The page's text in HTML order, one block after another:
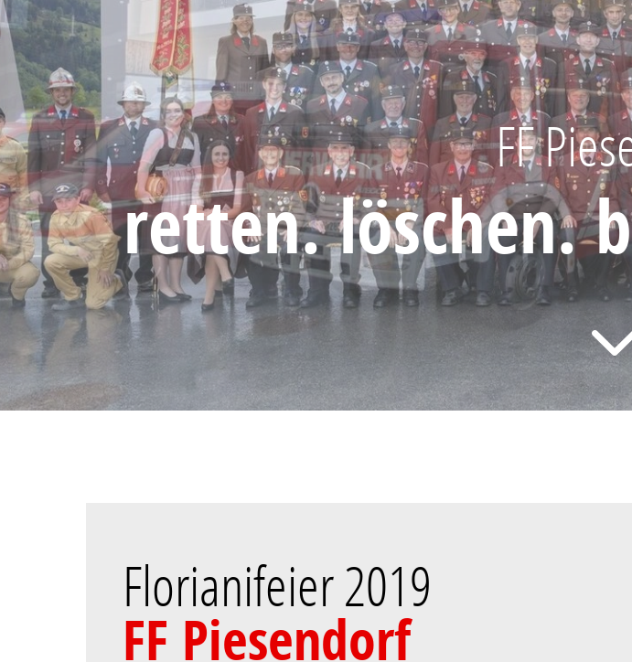
FF
retten. löschen.
Florianifeier 2019
FF Piesendorf